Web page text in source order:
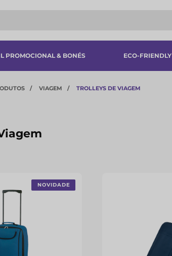
PROMOCIONAL & BONÉS ECO-FRIENDLY
VIAGEM TROLLEYS DE VIAGEM
NOVIDADE